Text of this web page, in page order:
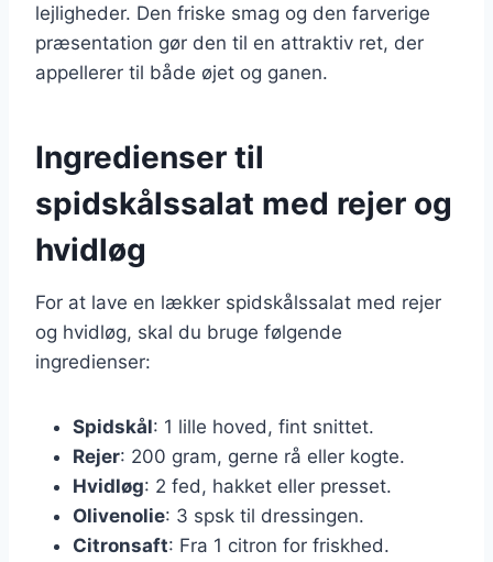
lejligheder. Den friske smag og den farverige
præsentation gør den til en attraktiv ret, der
appellerer til både øjet og ganen.
Ingredienser til
spidskålssalat med rejer og
hvidløg
For at lave en lækker spidskålssalat med rejer
og hvidløg, skal du bruge følgende
ingredienser:
Spidskål: 1 lille hoved, fint snittet.
Rejer: 200 gram, gerne rå eller kogte.
Hvidløg: 2 fed, hakket eller presset.
Olivenolie: 3 spsk til dressingen.
Citronsaft: Fra 1 citron for friskhed.